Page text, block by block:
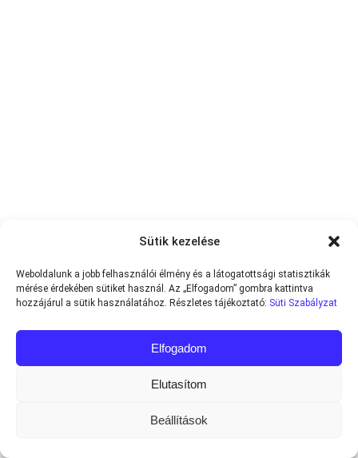
Sütik kezelése
Weboldalunk a jobb felhasználói élmény és a látogatottsági statisztikák
mérése érdekében sütiket használ. Az „Elfogadom” gombra kattintva
hozzájárul a sütik használatához. Részletes tájékoztató: Süti Szabályzat
Elfogadom
Elutasítom
Beállítások